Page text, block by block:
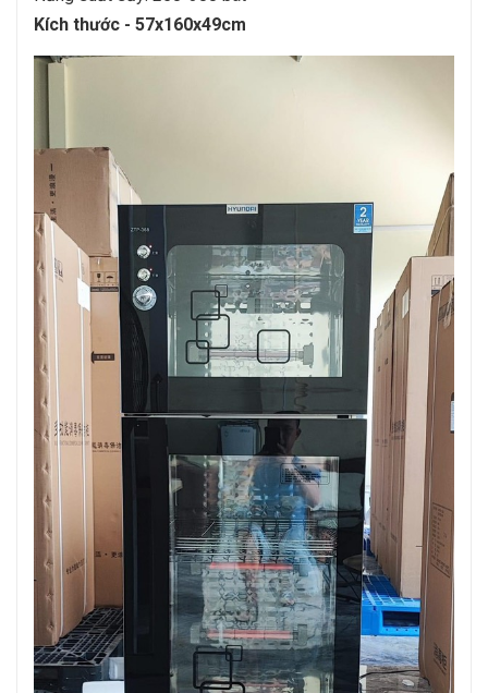
Kích thước - 57x160x49cm